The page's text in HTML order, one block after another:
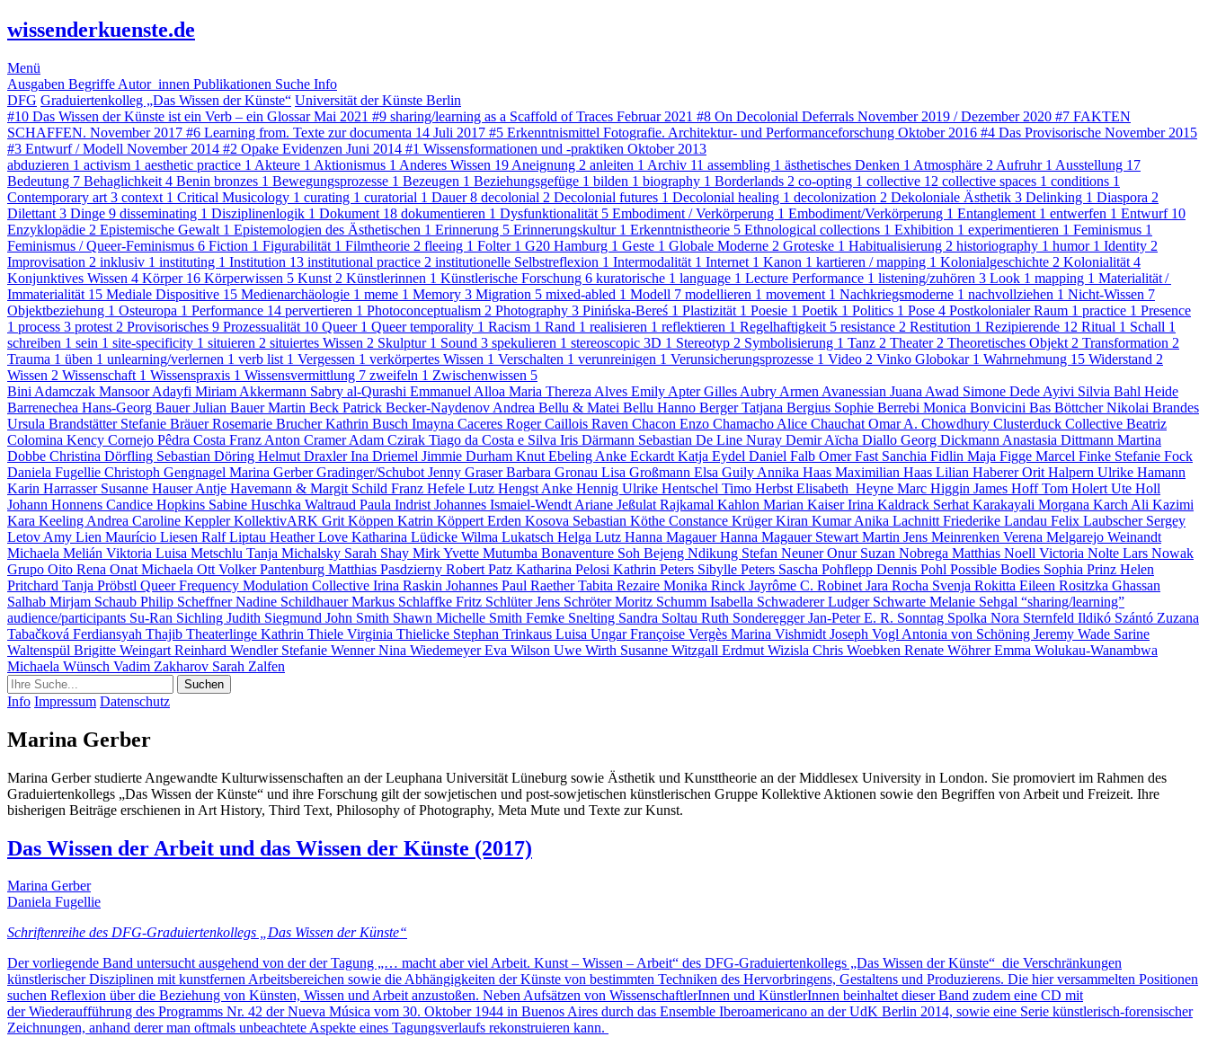
wissenderkuenste.de
Menü
Ausgaben Begriffe Autor_innen Publikationen Suche Info
DFG Graduiertenkolleg „Das Wissen der Künste“ Universität der Künste Berlin
#10 Das Wissen der Künste ist ein Verb – ein GlossarMai 2021 #9 sharing/learning as a Scaffold of Traces Februar 2021 #8 On Decolonial Deferrals November 2019 / Dezember 2020 #7 FAKTEN
SCHAFFEN. November 2017 #6 Learning from. Texte zur documenta 14 Juli 2017 #5 Erkenntnismittel Fotografie. Architektur- und Performanceforschung Oktober 2016 #4 Das Provisorische November 2015
#3 Entwurf / Modell November 2014 #2 Opake Evidenzen Juni 2014 #1 Wissensformationen und -praktiken Oktober 2013
abduzieren 1 activism 1 aesthetic practice 1 Akteure 1 Aktionismus 1 Anderes Wissen 19 Aneignung 2 anleiten 1 Archiv 11 assembling 1 ästhetisches Denken 1 Atmosphäre 2 Aufruhr 1 Ausstellung 17
Bedeutung 7 Behaglichkeit 4 Benin bronzes 1 Bewegungsprozesse 1 Bezeugen 1 Beziehungsgefüge 1 bilden 1 biography 1 Borderlands 2 co-opting 1 collective 12 collective spaces 1 conditions 1
Contemporary art 3 context 1 Critical Musicology 1 curating 1 curatorial 1 Dauer8 decolonial 2 Decolonial futures 1 Decolonial healing 1 decolonization 2 Dekoloniale Ästhetik 3 Delinking 1 Diaspora 2
Dilettant 3 Dinge 9 disseminating 1 Disziplinenlogik 1 Dokument 18 dokumentieren 1 Dysfunktionalität 5 Embodiment / Verkörperung 1 Embodiment/Verkörperung 1 Entanglement 1 entwerfen 1 Entwurf 10
Enzyklopädie 2 Epistemische Gewalt 1 Epistemologien des Ästhetischen 1 Erinnerung 5 Erinnerungskultur 1 Erkenntnistheorie 5 Ethnological collections 1 Exhibition 1 experimentieren 1 Feminismus 1
Feminismus / Queer-Feminismus 6 Fiction 1 Figurabilität 1 Filmtheorie 2 fleeing 1 Folter 1 G20 Hamburg 1 Geste 1 Globale Moderne 2 Groteske 1 Habitualisierung 2 historiography 1 humor 1 Identity 2
Improvisation 2 inklusiv 1 instituting 1 Institution 13 institutional practice 2 institutionelle Selbstreflexion 1 Intermodalität 1 Internet 1 Kanon 1 kartieren / mapping 1 Kolonialgeschichte 2 Kolonialität 4
Konjunktives Wissen 4 Körper 16 Körperwissen 5 Kunst 2 Künstlerinnen 1 Künstlerische Forschung 6 kuratorische 1 language 1 Lecture Performance 1 listening/zuhören 3 Look 1 mapping 1 Materialität /
Immaterialität 15 Mediale Dispositive 15 Medienarchäologie 1 meme 1 Memory 3 Migration 5 mixed-abled 1 Modell 7 modellieren 1 movement 1 Nachkriegsmoderne 1 nachvollziehen 1 Nicht-Wissen 7
Objektbeziehung 1 Osteuropa 1 Performance 14 pervertieren 1 Photoconceptualism 2 Photography 3 Pinińska-Bereś 1 Plastizität 1 Poesie 1 Poetik 1 Politics 1 Pose 4 Postkolonialer Raum 1 practice 1 Presence
1 process 3 protest 2 Provisorisches 9 Prozessualität 10 Queer 1 Queer temporality 1 Racism 1 Rand 1 realisieren 1 reflektieren 1 Regelhaftigkeit 5 resistance 2 Restitution 1 Rezipierende 12 Ritual 1 Schall 1
schreiben 1 sein 1 site-specificity 1 situieren 2 situiertes Wissen 2 Skulptur 1 Sound 3 spekulieren 1 stereoscopic 3D 1 Stereotyp 2 Symbolisierung 1 Tanz 2 Theater 2 Theoretisches Objekt 2 Transformation 2
Trauma 1 üben 1 unlearning/verlernen 1 verb list 1 Vergessen 1 verkörpertes Wissen 1 Verschalten 1 verunreinigen 1 Verunsicherungsprozesse 1 Video 2 Vinko Globokar 1 Wahrnehmung 15 Widerstand 2
Wissen 2 Wissenschaft 1 Wissenspraxis 1 Wissensvermittlung 7 zweifeln 1 Zwischenwissen 5
Bini Adamczak Mansoor Adayfi Miriam Akkermann Sabry al-Qurashi Emmanuel Alloa Maria Thereza Alves Emily ApterGilles Aubry Armen Avanessian Juana Awad Simone Dede Ayivi Silvia Bahl Heide
Barrenechea Hans-Georg BauerJulian BauerMartin Beck Patrick Becker-Naydenov Andrea Bellu & Matei Bellu Hanno BergerTatjana Bergius Sophie Berrebi Monica Bonvicini Bas BöttcherNikolai Brandes
Ursula Brandstätter Stefanie BräuerRosemarie BrucherKathrin Busch Imayna Caceres Roger Caillois Raven Chacon Enzo Chamacho Alice Chauchat Omar A. Chowdhury Clusterduck Collective Beatriz
Colomina Kency Cornejo Pêdra Costa Franz Anton CramerAdam Czirak Tiago da Costa e Silva Iris Därmann Sebastian De Line Nuray DemirAïcha Diallo Georg Dickmann Anastasia Dittmann Martina
Dobbe Christina Dörfling Sebastian Döring Helmut DraxlerIna Driemel Jimmie Durham Knut Ebeling Anke Eckardt Katja Eydel Daniel Falb Omer Fast Sanchia Fidlin Maja Figge Marcel Finke Stefanie Fock
Daniela Fugellie Christoph Gengnagel Marina GerberGradinger/Schubot Jenny GraserBarbara Gronau Lisa Großmann Elsa Guily Annika Haas Maximilian Haas Lilian HabererOrit Halpern Ulrike Hamann
Karin Harrasser Susanne HauserAntje Havemann & Margit Schild Franz Hefele Lutz Hengst Anke Hennig Ulrike Hentschel Timo Herbst Elisabeth Heyne Marc Higgin James HoffTom Holert Ute Holl
Johann Honnens Candice Hopkins Sabine Huschka Waltraud Paula Indrist Johannes Ismaiel-Wendt Ariane Jeßulat Rajkamal Kahlon Marian KaiserIrina Kaldrack Serhat Karakayali Morgana Karch Ali Kazimi
Kara Keeling Andrea Caroline KepplerKollektivARK Grit Köppen Katrin Köppert Erden Kosova Sebastian Köthe Constance KrügerKiran KumarAnika Lachnitt Friederike Landau Felix Laubscher Sergey
Letov Amy Lien Maurício Liesen Ralf Liptau Heather Love Katharina Lüdicke Wilma Lukatsch Helga Lutz Hanna MagauerHanna Magauer Stewart Martin Jens Meinrenken Verena Melgarejo Weinandt
Michaela Melián Viktoria Luisa Metschlu Tanja Michalsky Sarah Shay MirkYvette Mutumba Bonaventure Soh Bejeng Ndikung Stefan NeunerOnur Suzan Nobrega Matthias Noell Victoria Nolte Lars Nowak
Grupo Oito Rena Onat Michaela Ott Volker Pantenburg Matthias Pasdzierny Robert Patz Katharina Pelosi Kathrin Peters Sibylle Peters Sascha Pohflepp Dennis Pohl Possible Bodies Sophia Prinz Helen
Pritchard Tanja Pröbstl Queer Frequency Modulation Collective Irina Raskin Johannes Paul RaetherTabita Rezaire Monika Rinck Jayrôme C. Robinet Jara Rocha Svenja Rokitta Eileen Rositzka Ghassan
Salhab Mirjam Schaub Philip ScheffnerNadine SchildhauerMarkus Schlaffke Fritz SchlüterJens SchröterMoritz Schumm Isabella SchwadererLudger Schwarte Melanie Sehgal “sharing/learning”
audience/participants Su-Ran Sichling Judith Siegmund John Smith Shawn Michelle Smith Femke Snelting Sandra Soltau Ruth SondereggerJan-Peter E. R. Sonntag Spolka Nora Sternfeld Ildikó Szántó Zuzana
Tabačková Ferdiansyah Thajib Theaterlinge Kathrin Thiele Virginia Thielicke Stephan Trinkaus Luisa UngarFrançoise Vergès Marina Vishmidt Joseph Vogl Antonia von Schöning Jeremy Wade Sarine
Waltenspül Brigitte Weingart Reinhard Wendler Stefanie WennerNina WiedemeyerEva Wilson Uwe Wirth Susanne Witzgall Erdmut Wizisla Chris Woebken Renate WöhrerEmma Wolukau-Wanambwa
Michaela Wünsch Vadim Zakharov Sarah Zalfen
Info Impressum Datenschutz
Marina Gerber
Marina Gerber studierte Angewandte Kulturwissenschaften an der Leuphana Universität Lüneburg sowie Ästhetik und Kunsttheorie an der Middlesex University in London. Sie promoviert im Rahmen des
Graduiertenkollegs „Das Wissen der Künste“ und ihre Forschung gilt der sowjetischen und post-sowjetischen künstlerischen Gruppe Kollektive Aktionen sowie den Begriffen von Arbeit und Freizeit. Ihre
bisherigen Beiträge erschienen in Art History, Third Text, Philosophy of Photography, Meta Mute und Texte zur Kunst.
Das Wissen der Arbeit und das Wissen der Künste (2017)
Marina Gerber
Daniela Fugellie
Schriftenreihe des DFG-Graduiertenkollegs „Das Wissen der Künste“
Der vorliegende Band untersucht ausgehend von der der Tagung „… macht aber viel Arbeit. Kunst – Wissen – Arbeit“ des DFG-Graduiertenkollegs „Das Wissen der Künste“ die Verschränkungen
künstlerischer Disziplinen mit kunstfernen Arbeitsbereichen sowie die Abhängigkeiten der Künste von bestimmten Techniken des Hervorbringens, Gestaltens und Produzierens. Die hier versammelten Positionen
suchen Reflexion über die Beziehung von Künsten, Wissen und Arbeit anzustoßen. Neben Aufsätzen von WissenschaftlerInnen und KünstlerInnen beinhaltet dieser Band zudem eine CD mit
der Wiederaufführung des Programms Nr. 42 der Nueva Música vom 30. Oktober 1944 in Buenos Aires durch das Ensemble Iberoamericano an der UdK Berlin 2014, sowie eine Serie künstlerisch-forensischer
Zeichnungen, anhand derer man oftmals unbeachtete Aspekte eines Tagungsverlaufs rekonstruieren kann.